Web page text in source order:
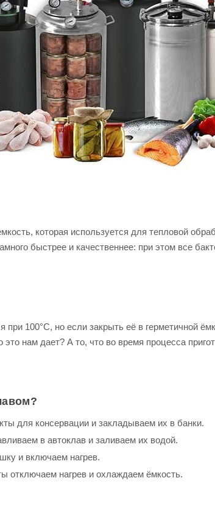
которая используется для тепловой
быстрее и качественнее: при этом все
при 100°С, но если закрыть её в герметичной
это нам дает? А то, что во время процесса
для консервации и закладываем их в банки.
в автоклав и заливаем их водой.
и включаем нагрев.
отключаем нагрев и охлаждаем ёмкость.